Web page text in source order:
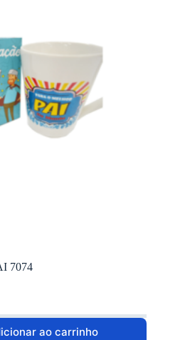
7074
ao carrinho